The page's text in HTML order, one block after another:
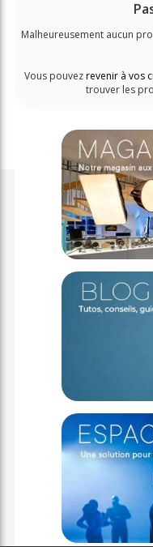
Malheureusement aucun
Vous pouvezrevenir à vos
trouver les